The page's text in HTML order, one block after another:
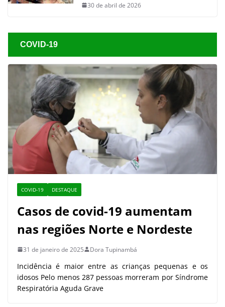
30 de abril de 2026
COVID-19
COVID-19 DESTAQUE
Casos de covid-19 aumentam
nas regiões Norte e Nordeste
31 de janeiro de 2025 Dora Tupinambá
Incidência é maior entre as crianças pequenas e os
idosos Pelo menos 287 pessoas morreram por Síndrome
Respiratória Aguda Grave